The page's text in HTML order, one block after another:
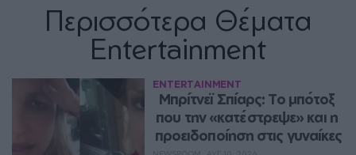
Περισσότερα Θέματα
Entertainment
ENTERTAINMENT
Μπρίτνεϊ Σπίαρς: Το μπότοξ
που την «κατέστρεψε» και η
προειδοποίηση στις γυναίκες